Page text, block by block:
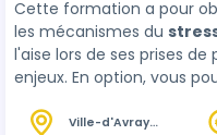
Cette formation a pour
les mécanismes du
l'aise lors de ses prises
enjeux. En option, vous
d'une demi-journée à
Ville-d'Avray